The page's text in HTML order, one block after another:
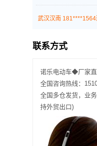
武汉汉南
武汉黄陂
湖北随州
湖北宜昌
武汉黄石
联系方式
诺乐电动车◆厂家
全国咨询热线：
全国多仓发货，业
持外贸出口)